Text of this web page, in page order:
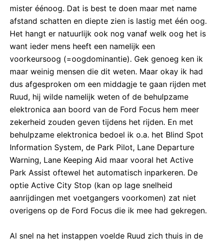
mister éénoog. Dat is best te doen maar met name
afstand schatten en diepte zien is lastig met één oog.
Het hangt er natuurlijk ook nog vanaf welk oog het is
want ieder mens heeft een namelijk een
voorkeursoog (=oogdominantie). Gek genoeg ken ik
maar weinig mensen die dit weten. Maar okay ik had
dus afgesproken om een middagje te gaan rijden met
Ruud, hij wilde namelijk weten of de behulpzame
elektronica aan boord van de Ford Focus hem meer
zekerheid zouden geven tijdens het rijden. En met
behulpzame elektronica bedoel ik o.a. het Blind Spot
Information System, de Park Pilot, Lane Departure
Warning, Lane Keeping Aid maar vooral het Active
Park Assist oftewel het automatisch inparkeren. De
optie Active City Stop (kan op lage snelheid
aanrijdingen met voetgangers voorkomen) zat niet
overigens op de Ford Focus die ik mee had gekregen.
Al snel na het instappen voelde Ruud zich thuis in de